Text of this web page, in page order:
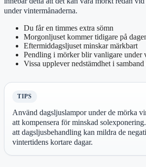
under vintermånaderna.
Du får en timmes extra sömn
Morgonljuset kommer tidigare på
Eftermiddagsljuset minskar märkbart
Pendling i mörker blir vanligare under
Vissa upplever nedstämdhet i
TIPS
Använd dagsljuslampor under de mörka
att kompensera för minskad solexponering.
att dagsljusbehandling kan mildra de
vintertidens kortare dagar.